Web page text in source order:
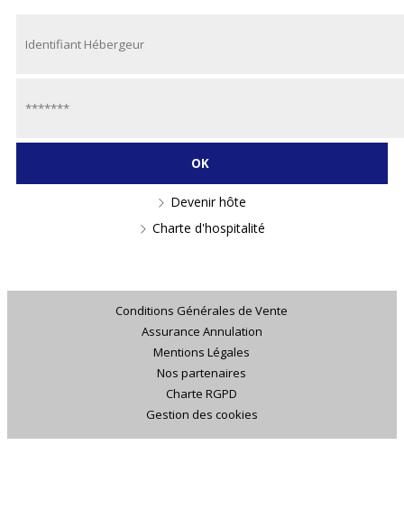
Devenir hôte
Charte d'hospitalité
Conditions Générales de Vente
Assurance Annulation
Mentions Légales
Nos partenaires
Charte RGPD
Gestion des cookies